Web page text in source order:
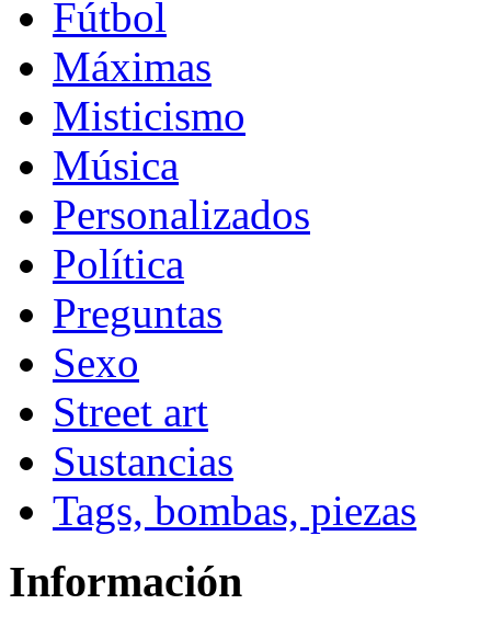
Fútbol
Máximas
Misticismo
Música
Personalizados
Política
Preguntas
Sexo
Street art
Sustancias
Tags, bombas, piezas
Información